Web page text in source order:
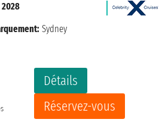
Détails
Réservez-vous
2028
Sydney